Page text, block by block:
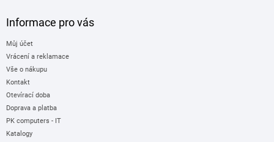
Informace pro vás
Můj účet
Vrácení a reklamace
Vše o nákupu
Kontakt
Otevírací doba
Doprava a platba
PK computers - IT
Katalogy